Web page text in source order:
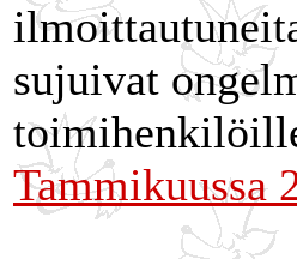
sujuivat
Tammikuussa